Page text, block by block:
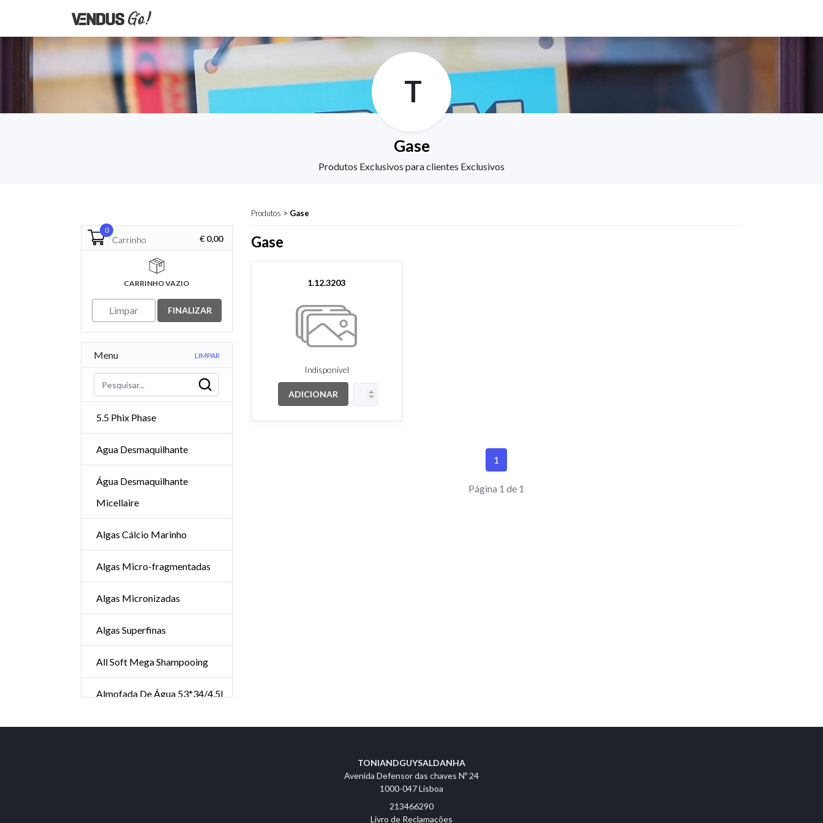
T
Gase
Produtos Exclusivos para clientes Exclusivos
Produtos > Gase
0
Carrinho € 0,00
CARRINHO VAZIO
Limpar FINALIZAR
Menu LIMPAR
5.5 Phix Phase
Agua Desmaquilhante
Água Desmaquilhante
Micellaire
Algas Cálcio Marinho
Algas Micro-fragmentadas
Algas Micronizadas
Algas Superfinas
All Soft Mega Shampooing
Almofada De Água 53*34/4,5l
Ambientador
Gase
1.12.3203
Indisponível
ADICIONAR
1
Página 1 de 1
TONIANDGUYSALDANHA
Avenida Defensor das chaves Nº 24
1000-047 Lisboa
213466290
Livro de Reclamações